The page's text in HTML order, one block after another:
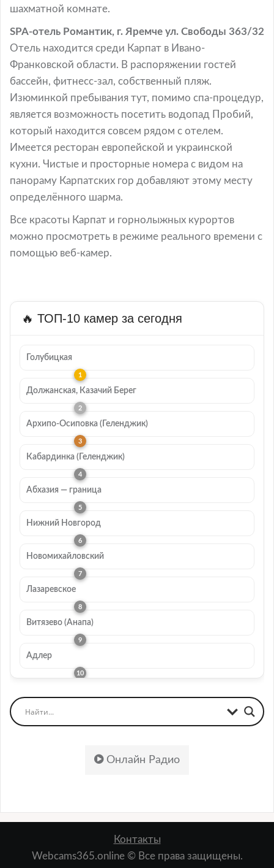
шахматной комнате.
SPA-отель Романтик, г. Яремче ул. Свободы 363/32
Отель находится среди Карпат в Ивано-
Франковской области. В распоряжении гостей
бассейн, фитнесс-зал, собственный пляж.
Изюминкой пребывания тут, помимо спа-процедур,
является возможность посетить водопад Пробий,
который находится совсем рядом с отелем.
Имеется ресторан европейской и украинской
кухни. Чистые и просторные номера с видом на
панораму Карпатских гор добавляют этому месту
определённого шарма.
Все красоты Карпат и горнолыжных курортов
можно просмотреть в режиме реального времени с
помощью веб-камер.
🔥 ТОП-10 камер за сегодня
Голубицкая
Должанская, Казачий Берег
Архипо-Осиповка (Геленджик)
Кабардинка (Геленджик)
Абхазия — граница
Нижний Новгород
Новомихайловский
Лазаревское
Витязево (Анапа)
Адлер
Онлайн Радио
Контакты
Webcams365.online © Все права защищены.